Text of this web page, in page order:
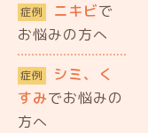
症例 ニキビで
お悩みの方へ
症例
シミ、く
すみでお悩みの
方へ